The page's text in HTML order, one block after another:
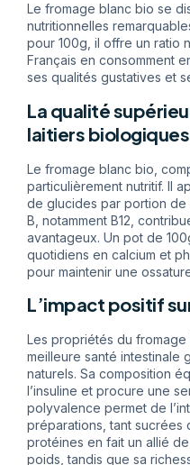
Le fromage blanc bio se
nutritionnelles
pour 100g, il offre un ratio
Français en consomment
ses qualités gustatives et
La qualité
laitiers biologiques
Le fromage blanc bio,
particulièrement nutritif. Il
de glucides par portion de
B, notamment B12,
avantageux. Un pot de
quotidiens en calcium et
pour maintenir une
L’impact positif
Les propriétés du
meilleure santé intestinale
naturels. Sa composition
l’insuline et procure une
polyvalence permet de
préparations, tant sucrées
protéines en fait un allié
poids, tandis que sa